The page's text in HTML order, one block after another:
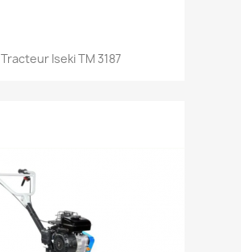
Aperçu rapide
Tracteur Iseki TM 3187